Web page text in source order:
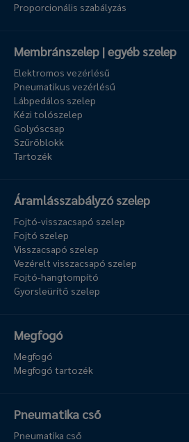
Proporcionális szabályzás
Membránszelep | egyéb szelep
Elektromos vezérlésű
Pneumatikus vezérlésű
Lábpedálos szelep
Kézi tolószelep
Golyóscsap
Szűrőblokk
Tartozék
Áramlásszabályzó szelep
Fojtó-visszacsapó szelep
Fojtó szelep
Visszacsapó szelep
Vezérelt visszacsapó szelep
Fojtó-hangtompító
Gyorsleürítő szelep
Megfogó
Megfogó
Megfogó tartozék
Pneumatika cső
Pneumatika cső